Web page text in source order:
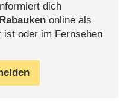
dich
Rabaukenonline als
ist oder im Fernsehen